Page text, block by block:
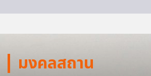
มงคลสถาน